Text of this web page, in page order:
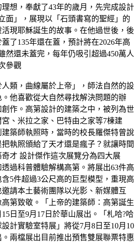
想，奉獻了43年的歲月，先完成設計
面」，展現以「石頭書寫的聖經」的
現耶穌誕生的故事。在他過世後，後
了135年還在蓋，預計將在2026年高
然還未蓋完，每年仍吸引超過450萬人
參觀
類，曲線屬於上帝」，師法自然的設
他喜歡從大自然尋找解決問題的辦
作。高第設計的建築之中，被列為世
、米拉之家、巴特由之家等7棟建
築師執照時，當時的校長羅傑特曾說
執照頒給了天才還是瘋子？就讓時間
才 設計傑作這次展覽分為四大展
過科普體驗解構高第。將展出63件高
5件超過3公尺高的巨型模型，重現高
請本土藝術團隊以光影、新媒體互
第致敬。「上帝的建築師：高第誕生
日至9月17日於華山展出。「札哈?哈
計實驗室特展」將從7月8日至10月10
兩檔展出目前推出預售雙展聯票特惠